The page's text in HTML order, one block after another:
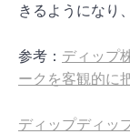
きるようになり
参考： ディップ
ークを客観的に
ディップディッ